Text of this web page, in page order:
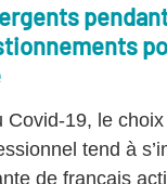
19, le choix
tend à
de français